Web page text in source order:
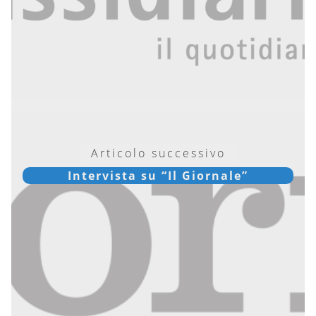
Articolo successivo
Intervista su “Il Giornale”